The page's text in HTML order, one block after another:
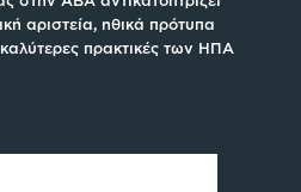
αριστεία, ηθικά πρότυπα
πρακτικές των ΗΠΑ